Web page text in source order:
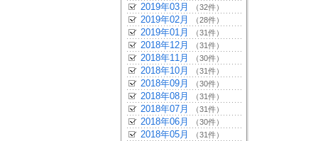
2019年03月 （32件）
2019年02月 （28件）
2019年01月 （31件）
2018年12月 （31件）
2018年11月 （30件）
2018年10月 （31件）
2018年09月 （30件）
2018年08月 （31件）
2018年07月 （31件）
2018年06月 （30件）
2018年05月 （31件）